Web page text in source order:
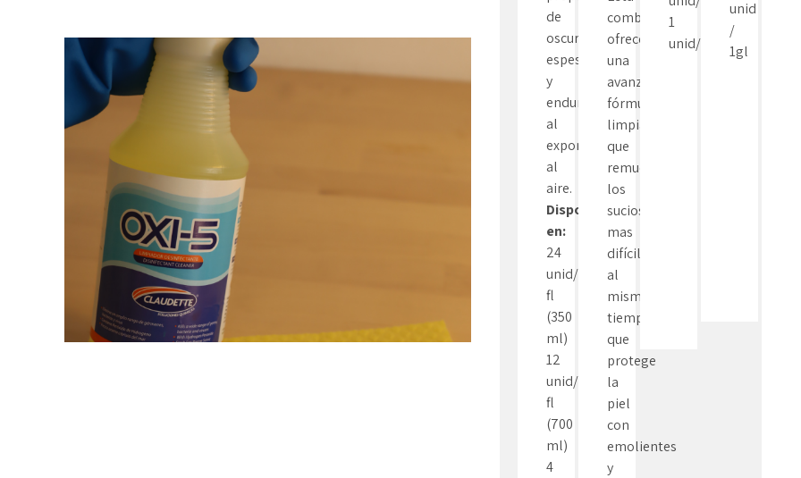
de
oscurecerse,
espesarse
y
endurecerse
al
exponerse
al
aire.
Disponible
en:
24
unid/12oz
fl
(350
ml)
12
unid/25oz
fl
(700
ml)
4
combinación
ofrece
una
avanzada
fórmula
limpiadora
que
remueve
los
sucios
mas
difíciles
al
mismo
tiempo
que
protege
la
piel
con
emolientes
y
1
unid/55gl
unid
/
1gl